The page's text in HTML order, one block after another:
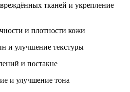
тканей и укрепление
и плотности кожи
и улучшение текстуры
и постакне
и улучшение тона